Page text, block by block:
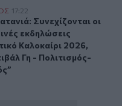
οι καλοκαιρινές
17:22
Συνεχίζονται οι
Συνεχίζονται οι
εκδηλώσεις
Καλοκαίρι 2026,
Γη - Πολιτισμός-